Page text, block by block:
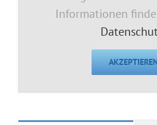
Informationen